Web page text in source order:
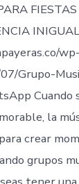
wp-
Grupo-
Cuando
la
crear
grupos